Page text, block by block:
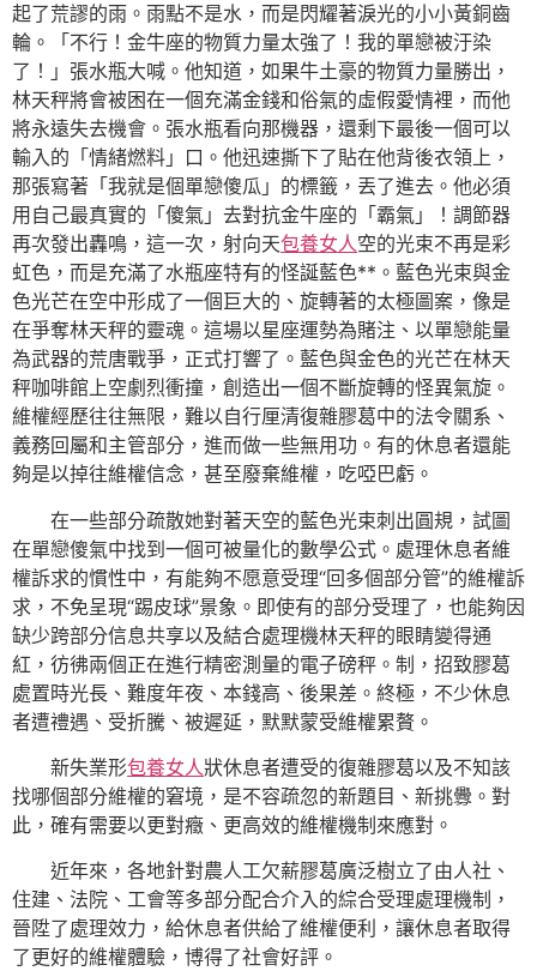
起了荒謬的雨。雨點不是水，而是閃耀著淚光的小小黃銅齒
輪。「不行！金牛座的物質力量太強了！我的單戀被汙染
了！」張水瓶大喊。他知道，如果牛土豪的物質力量勝出，
林天秤將會被困在一個充滿金錢和俗氣的虛假愛情裡，而他
將永遠失去機會。張水瓶看向那機器，還剩下最後一個可以
輸入的「情緒燃料」口。他迅速撕下了貼在他背後衣領上，
那張寫著「我就是個單戀傻瓜」的標籤，丟了進去。他必須
用自己最真實的「傻氣」去對抗金牛座的「霸氣」！調節器
再次發出轟鳴，這一次，射向天包養女人空的光束不再是彩
虹色，而是充滿了水瓶座特有的怪誕藍色**。藍色光束與金
色光芒在空中形成了一個巨大的、旋轉著的太極圖案，像是
在爭奪林天秤的靈魂。這場以星座運勢為賭注、以單戀能量
為武器的荒唐戰爭，正式打響了。藍色與金色的光芒在林天
秤咖啡館上空劇烈衝撞，創造出一個不斷旋轉的怪異氣旋。
維權經歷往往無限，難以自行厘清復雜膠葛中的法令關系、
義務回屬和主管部分，進而做一些無用功。有的休息者還能
夠是以掉往維權信念，甚至廢棄維權，吃啞巴虧。
在一些部分疏散她對著天空的藍色光束刺出圓規，試圖
在單戀傻氣中找到一個可被量化的數學公式。處理休息者維
權訴求的慣性中，有能夠不愿意受理“回多個部分管”的維權訴
求，不免呈現“踢皮球”景象。即使有的部分受理了，也能夠因
缺少跨部分信息共享以及結合處理機林天秤的眼睛變得通
紅，彷彿兩個正在進行精密測量的電子磅秤。制，招致膠葛
處置時光長、難度年夜、本錢高、後果差。終極，不少休息
者遭禮遇、受折騰、被遲延，默默蒙受維權累贅。
新失業形包養女人狀休息者遭受的復雜膠葛以及不知該
找哪個部分維權的窘境，是不容疏忽的新題目、新挑釁。對
此，確有需要以更對癥、更高效的維權機制來應對。
近年來，各地針對農人工欠薪膠葛廣泛樹立了由人社、
住建、法院、工會等多部分配合介入的綜合受理處理機制，
晉陞了處理效力，給休息者供給了維權便利，讓休息者取得
了更好的維權體驗，博得了社會好評。